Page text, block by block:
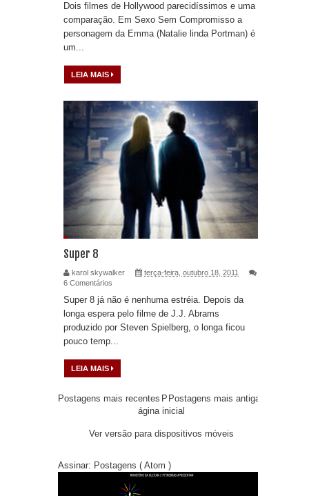
Dois filmes de Hollywood parecidíssimos e uma
comparação. Em Sexo Sem Compromisso a
personagem da Emma (Natalie linda Portman) é
um...
LEIA MAIS
Super 8
karol skywalker
terça-feira, outubro 18, 2011
6 Comentários
Super 8 já não é nenhuma estréia. Depois da
longa espera pelo filme de J.J. Abrams
produzido por Steven Spielberg, o longa ficou
pouco temp...
LEIA MAIS
Postagens mais recentes Postagens mais antigas
P
ágina inicial
Ver versão para dispositivos móveis
Assinar: Postagens ( Atom )